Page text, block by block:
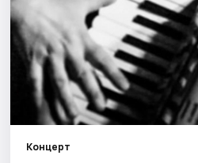
Квесты
Экскурсии
Спорт
События
Концерт